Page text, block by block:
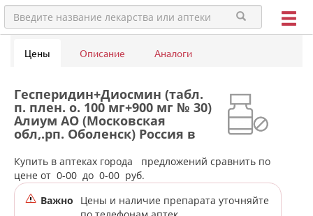
Цены Описание Аналоги
Гесперидин+Диосмин (табл.
п. плен. о. 100 мг+900 мг № 30)
Алиум АО (Московская
обл,.рп. Оболенск) Россия в
аптеках города
Екатеринбурга
Купить в аптеках города
предложений сравнить по
цене от 0-00 до 0-00 руб.
Важно
Цены и наличие препарата уточняйте